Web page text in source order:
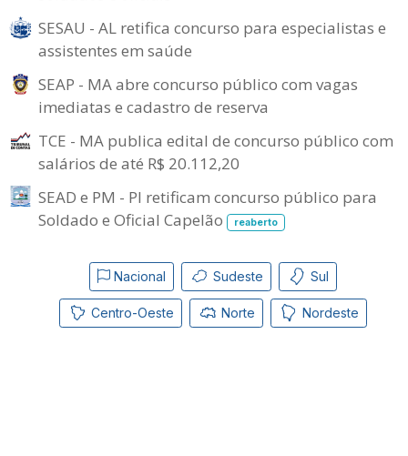
SESAU - AL retifica concurso para especialistas e
assistentes em saúde
SEAP - MA abre concurso público com vagas
imediatas e cadastro de reserva
TCE - MA publica edital de concurso público com
salários de até R$ 20.112,20
SEAD e PM - PI retificam concurso público para
Soldado e Oficial Capelão
reaberto
Nacional Sudeste Sul
Centro-Oeste Norte Nordeste